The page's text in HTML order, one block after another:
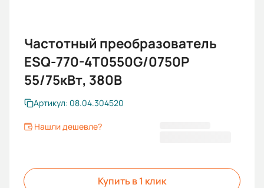
Частотный преобразователь
ESQ-770-4T0550G/0750P
55/75кВт, 380В
Артикул: 08.04.304520
Нашли дешевле?
Купить в 1 клик